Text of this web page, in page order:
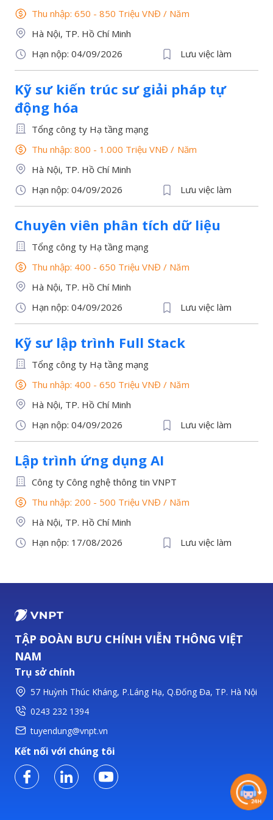
Thu nhập: 650 - 850 Triệu VNĐ/ Năm
Hà Nội, TP. Hồ Chí Minh
Hạn nộp: 04/09/2026
Lưu việc làm
Kỹ sư kiến trúc sư giải pháp tự
động hóa
Tổng công ty Hạ tầng mạng
Thu nhập: 800 - 1.000 Triệu VNĐ/ Năm
Hà Nội, TP. Hồ Chí Minh
Hạn nộp: 04/09/2026
Lưu việc làm
Chuyên viên phân tích dữ liệu
Tổng công ty Hạ tầng mạng
Thu nhập: 400 - 650 Triệu VNĐ/ Năm
Hà Nội, TP. Hồ Chí Minh
Hạn nộp: 04/09/2026
Lưu việc làm
Kỹ sư lập trình Full Stack
Tổng công ty Hạ tầng mạng
Thu nhập: 400 - 650 Triệu VNĐ/ Năm
Hà Nội, TP. Hồ Chí Minh
Hạn nộp: 04/09/2026
Lưu việc làm
Lập trình ứng dụng AI
Công ty Công nghệ thông tin VNPT
Thu nhập: 200 - 500 Triệu VNĐ/ Năm
Hà Nội, TP. Hồ Chí Minh
Hạn nộp: 17/08/2026
Lưu việc làm
TẬP ĐOÀN BƯU CHÍNH VIỄN THÔNG VIỆT
NAM
Trụ sở chính
57 Huỳnh Thúc Kháng, P.Láng Hạ, Q.Đống Đa, TP. Hà Nội
0243 232 1394
tuyendung@vnpt.vn
Kết nối với chúng tôi